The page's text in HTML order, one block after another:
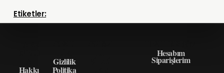
Etiketler:
Hakkı
Gizlilik
Politika
Hesabım
Siparişlerim